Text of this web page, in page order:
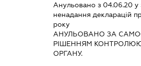
Анульовано з 04.06.20 у
ненадання декларацiй
року
АНУЛЬОВАНО ЗА
РIШЕННЯМ
ОРГАНУ.